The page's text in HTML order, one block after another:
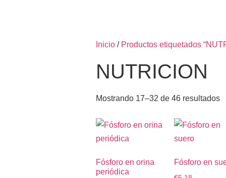
Inicio / Productos etiquetados
NUTRICION
Mostrando 17–32 de 46 resultados
Fósforo en orina
periódica
Fósforo en